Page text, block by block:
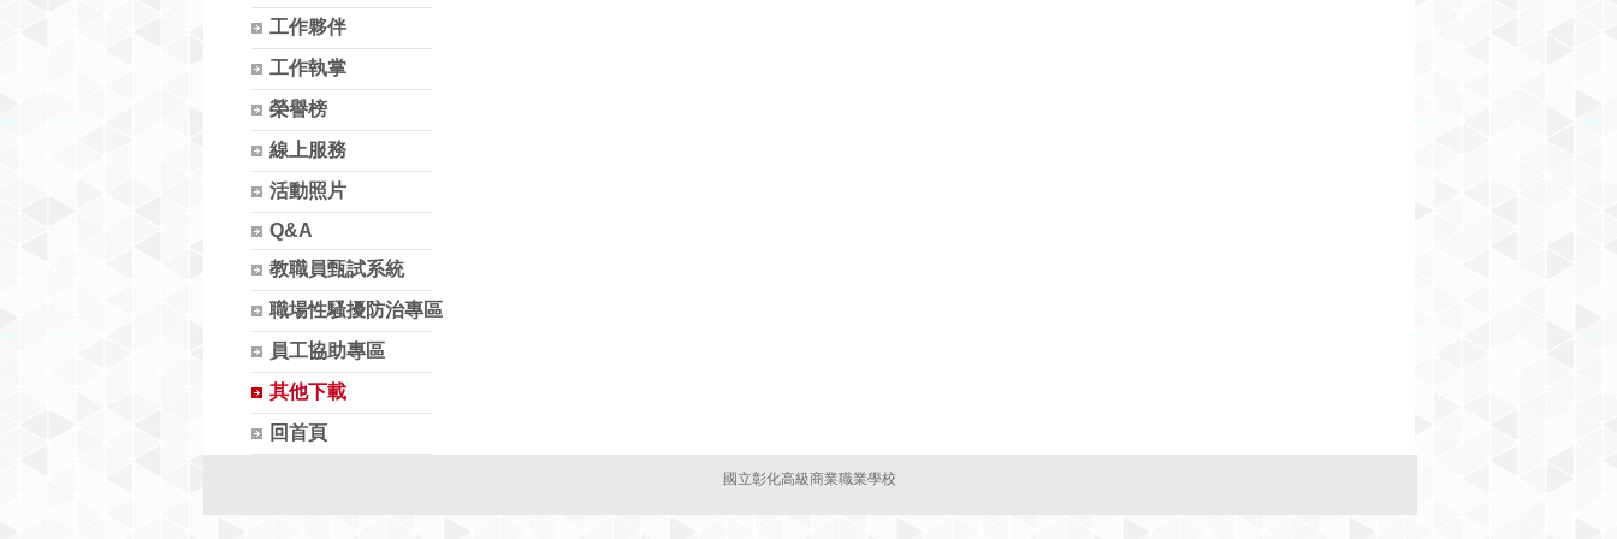
工作夥伴
工作執掌
榮譽榜
線上服務
活動照片
Q&A
教職員甄試系統
職場性騷擾防治專區
員工協助專區
其他下載
回首頁
國立彰化高級商業職業學校